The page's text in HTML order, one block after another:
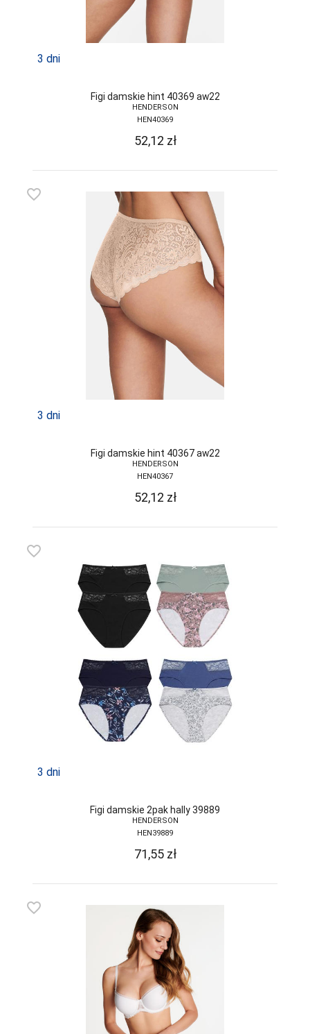
TRE STELLE
UNIKAT
VIKI STYLE
VIOLANA
WOLBAR
YO
ZALEWSKI
ZENIT
3 dni
Figi damskie hint 40369 aw22
HENDERSON
HEN40369
52,12 zł
favorite_border
3 dni
Figi damskie hint 40367 aw22
HENDERSON
HEN40367
52,12 zł
favorite_border
3 dni
Figi damskie 2pak hally 39889
HENDERSON
HEN39889
71,55 zł
favorite_border